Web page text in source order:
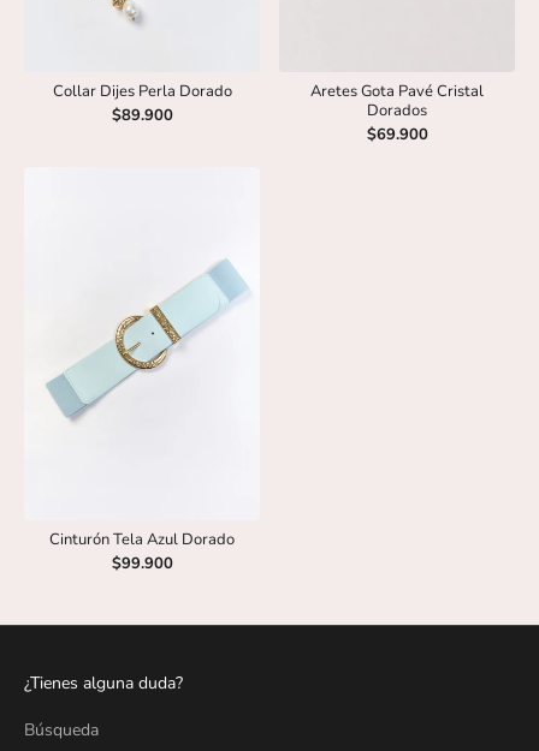
Collar Dijes Perla Dorado
$89.900
Aretes Gota Pavé Cristal
Dorados
$69.900
Cinturón Tela Azul Dorado
$99.900
¿Tienes alguna duda?
Búsqueda